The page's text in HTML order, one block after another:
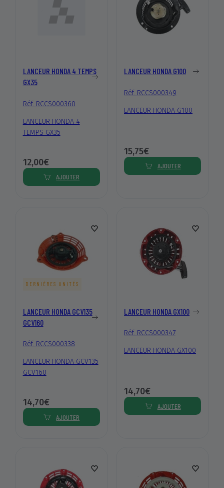
LANCEUR HONDA 4 TEMPS
GX35
Réf. RCCS000360
LANCEUR HONDA 4
TEMPS GX35
12,00€
AJOUTER
LANCEUR HONDA G100
Réf. RCCS000349
LANCEUR HONDA G100
15,75€
AJOUTER
DERNIÈRES UNITÉS
LANCEUR HONDA GCV135
GCV160
Réf. RCCS000338
LANCEUR HONDA GCV135
GCV160
14,70€
AJOUTER
LANCEUR HONDA GX100
Réf. RCCS000347
LANCEUR HONDA GX100
14,70€
AJOUTER